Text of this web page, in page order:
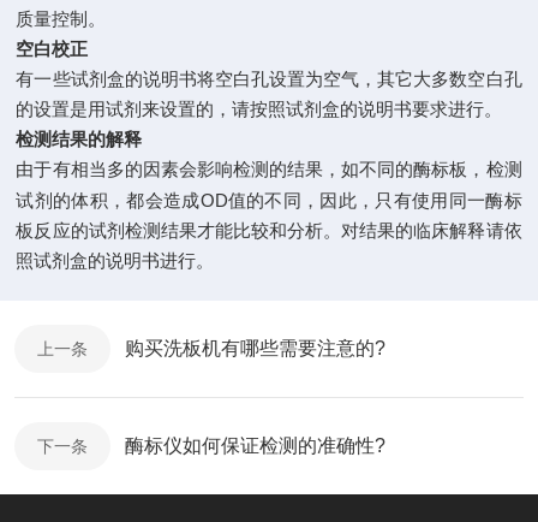
质量控制。
空白校正
有一些试剂盒的说明书将空白孔设置为空气，其它大多数空白孔
的设置是用试剂来设置的，请按照试剂盒的说明书要求进行。
检测结果的解释
由于有相当多的因素会影响检测的结果，如不同的酶标板，检测
试剂的体积，都会造成OD值的不同，因此，只有使用同一酶标
板反应的试剂检测结果才能比较和分析。对结果的临床解释请依
照试剂盒的说明书进行。
上一条 购买洗板机有哪些需要注意的?
下一条 酶标仪如何保证检测的准确性?